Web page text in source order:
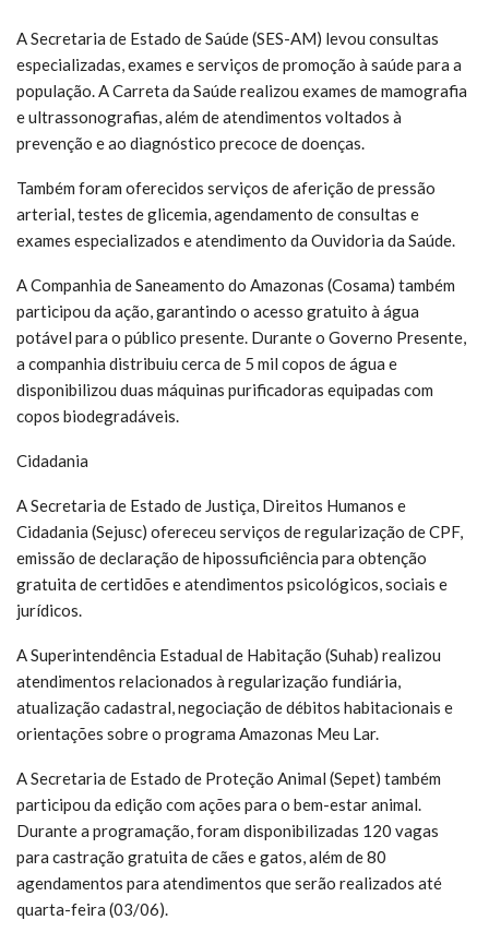
A Secretaria de Estado de Saúde (SES-AM) levou consultas
especializadas, exames e serviços de promoção à saúde para a
população. A Carreta da Saúde realizou exames de mamografia
e ultrassonografias, além de atendimentos voltados à
prevenção e ao diagnóstico precoce de doenças.
Também foram oferecidos serviços de aferição de pressão
arterial, testes de glicemia, agendamento de consultas e
exames especializados e atendimento da Ouvidoria da Saúde.
A Companhia de Saneamento do Amazonas (Cosama) também
participou da ação, garantindo o acesso gratuito à água
potável para o público presente. Durante o Governo Presente,
a companhia distribuiu cerca de 5 mil copos de água e
disponibilizou duas máquinas purificadoras equipadas com
copos biodegradáveis.
Cidadania
A Secretaria de Estado de Justiça, Direitos Humanos e
Cidadania (Sejusc) ofereceu serviços de regularização de CPF,
emissão de declaração de hipossuficiência para obtenção
gratuita de certidões e atendimentos psicológicos, sociais e
jurídicos.
A Superintendência Estadual de Habitação (Suhab) realizou
atendimentos relacionados à regularização fundiária,
atualização cadastral, negociação de débitos habitacionais e
orientações sobre o programa Amazonas Meu Lar.
A Secretaria de Estado de Proteção Animal (Sepet) também
participou da edição com ações para o bem-estar animal.
Durante a programação, foram disponibilizadas 120 vagas
para castração gratuita de cães e gatos, além de 80
agendamentos para atendimentos que serão realizados até
quarta-feira (03/06).